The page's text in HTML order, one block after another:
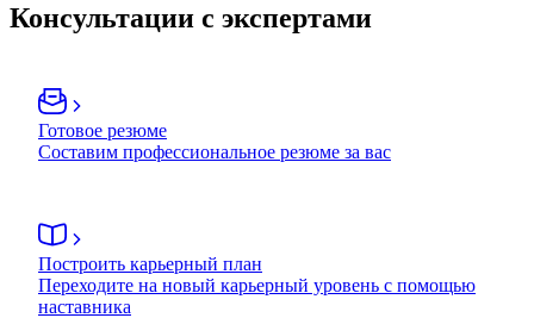
Консультации с экспертами
Готовое резюме
Составим профессиональное резюме за вас
Построить карьерный план
Переходите на новый карьерный уровень с помощью
наставника